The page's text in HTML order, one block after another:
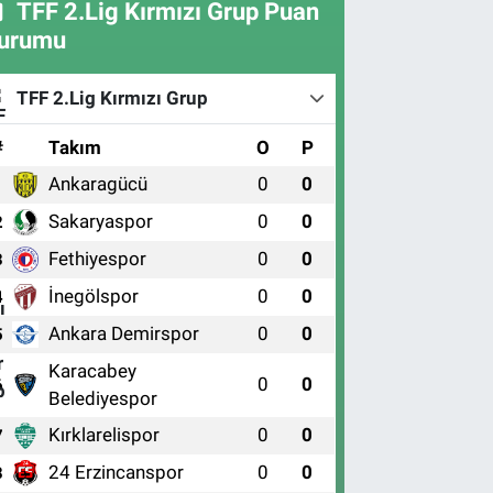
TFF 2.Lig Kırmızı Grup Puan
TFF 2.Lig Kırmızı Grup
Takım O P
Ankaragücü 0 0
Sakaryaspor 0 0
Fethiyespor 0 0
İnegölspor 0 0
Ankara Demirspor 0 0
Karacabey
Belediyespor
0 0
Kırklarelispor 0 0
24 Erzincanspor 0 0